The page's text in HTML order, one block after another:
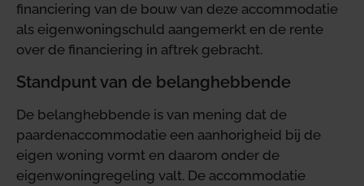
financiering van de bouw van deze accommodatie
als eigenwoningschuld aangemerkt en de rente
over de financiering in aftrek gebracht.
Standpunt van de belanghebbende
De belanghebbende is van mening dat de
paardenaccommodatie een aanhorigheid bij de
eigen woning vormt en daarom onder de
eigenwoningregeling valt. De accommodatie